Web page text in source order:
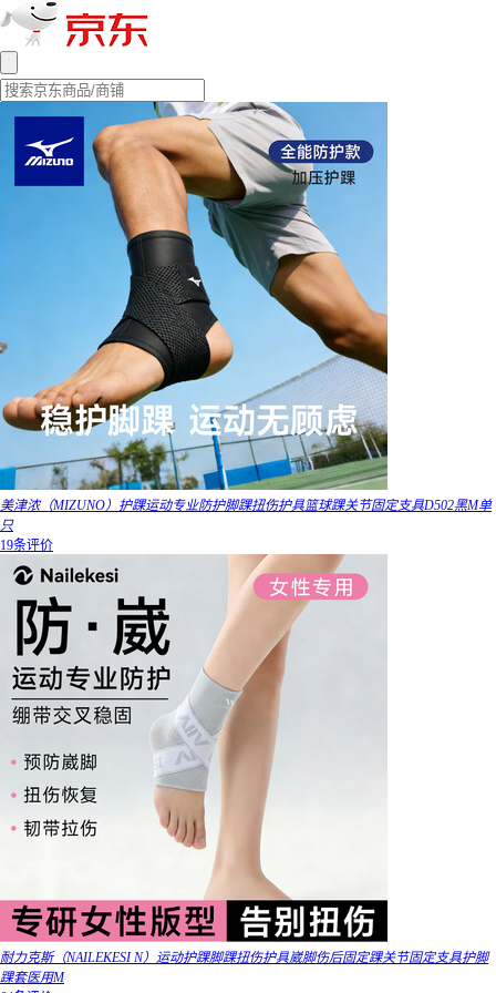
美津浓（MIZUNO）护踝运动专业防护脚踝扭伤护具篮球踝关节固定支具D502黑M单
只
19条评价
耐力克斯（NAILEKESI N）运动护踝脚踝扭伤护具崴脚伤后固定踝关节固定支具护脚
踝套医用M